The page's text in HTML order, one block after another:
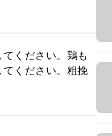
ください。鶏も
ください。粗挽